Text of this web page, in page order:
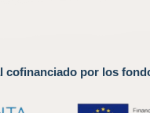
cofinanciado por los